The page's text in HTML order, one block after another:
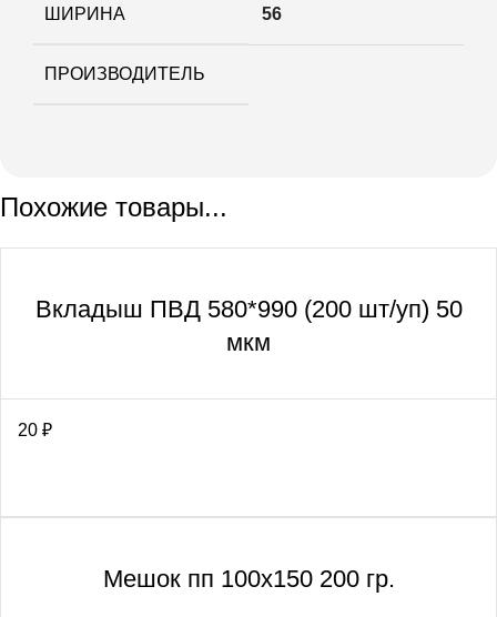
ШИРИНА 56
ПРОИЗВОДИТЕЛЬ
Похожие товары...
Вкладыш ПВД 580*990 (200 шт/уп) 50
мкм
20 ₽
Мешок пп 100х150 200 гр.